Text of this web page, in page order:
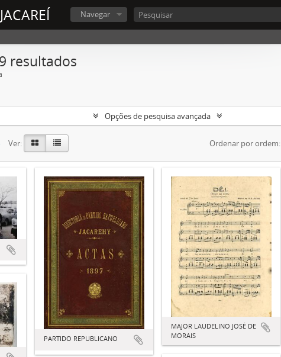
Navegar
resultados
Opções de pesquisa avançada
Ver: Ordenar por ordem:
PARTIDO REPUBLICANO
MAJOR LAUDELINO JOSÉ DE
MORAIS